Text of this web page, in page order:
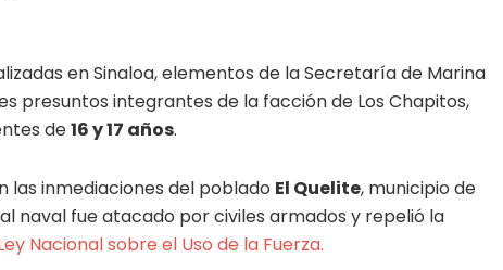
en Sinaloa, elementos de la Secretaría de Marina
presuntos integrantes de la facción de Los Chapitos,
de16 y 17 años.
las inmediaciones del poblado El Quelite, municipio de
naval fue atacado por civiles armados y repelió la
Nacional sobre el Uso de la Fuerza.